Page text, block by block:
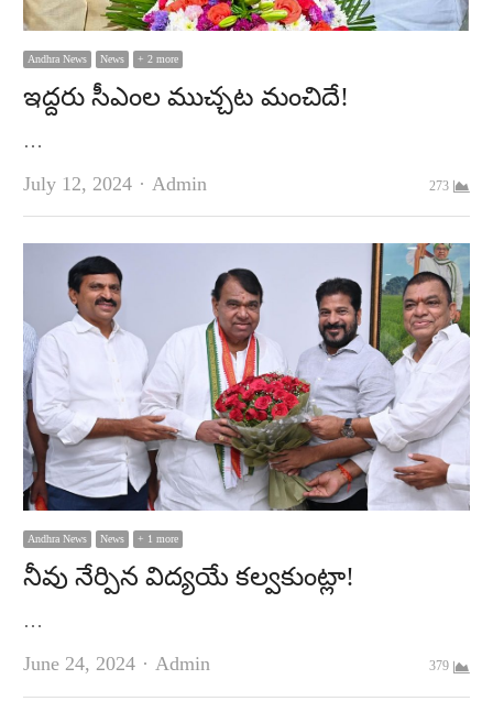
Andhra News News + 2 more
ఇద్దరు సీఎంల ముచ్చట మంచిదే!
…
July 12, 2024
Author
Admin 273
Andhra News News + 1 more
నీవు నేర్పిన విద్యయే కల్వకుంట్లా!
…
June 24, 2024
Author
Admin 379